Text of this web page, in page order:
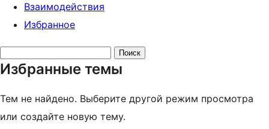
Взаимодействия
Избранное
тем:
Избранные темы
Тем не найдено. Выберите другой режим просмотра
или создайте новую тему.